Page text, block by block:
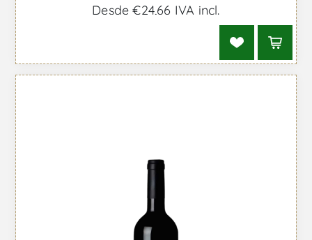
Desde €24,66 IVA incl.